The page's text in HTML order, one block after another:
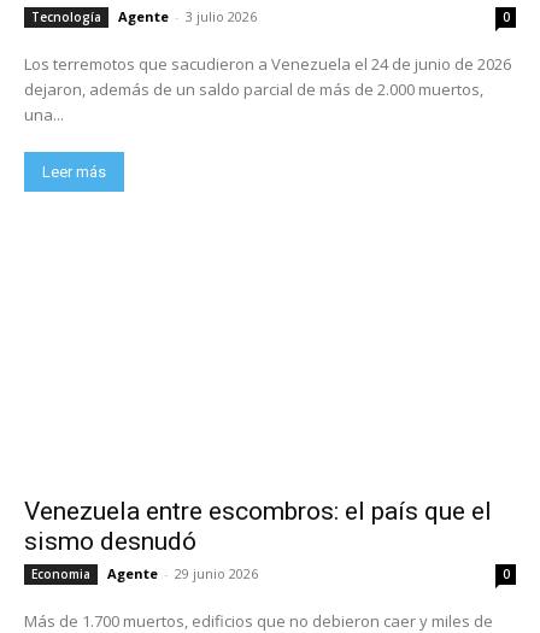
Tecnología Agente - 3 julio 2026 0
Los terremotos que sacudieron a Venezuela el 24 de junio de 2026
dejaron, además de un saldo parcial de más de 2.000 muertos,
una...
Leer más
Venezuela entre escombros: el país que el
sismo desnudó
Economia Agente - 29 junio 2026 0
Más de 1.700 muertos, edificios que no debieron caer y miles de